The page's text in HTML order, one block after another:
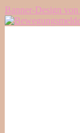
Banner-Design